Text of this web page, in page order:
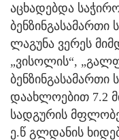
აცხადებდა
ბენზინგასამართი
ლაგუნა ვერეს
„ვისოლის“,
ბენზინგასამართი
დაახლოებით 7.2
სადგურის
ე.წ გლდანის